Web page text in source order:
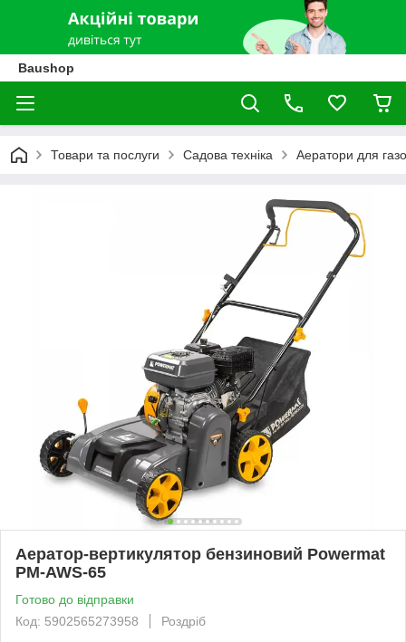
Baushop
Товари та послуги Садова техніка Аератори для
Аератор-вертикулятор бензиновий Powermat
PM-AWS-65
Готово до відправки
Код: 5902565273958
Роздріб